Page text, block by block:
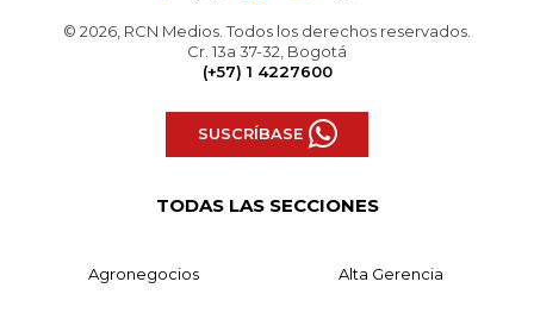
© 2026, RCN Medios. Todos los derechos reservados.
Cr. 13a 37-32, Bogotá
(+57) 1 4227600
SUSCRÍBASE
TODAS LAS SECCIONES
Agronegocios Alta Gerencia